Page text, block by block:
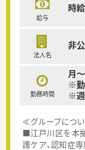
給与
時
法人名
非
勤務時間
月
※勤
※
≪グループにつ
■江戸川区を本
護ケア、認知症